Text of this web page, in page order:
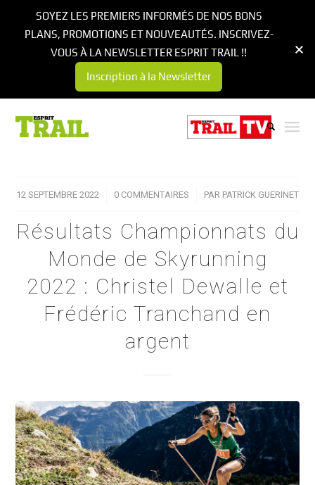
12 SEPTEMBRE 2022
/ 0 COMMENTAIRES
/ PAR PATRICK GUERINET
Résultats Championnats du
Monde de Skyrunning
2022 : Christel Dewalle et
Frédéric Tranchand en
argent
SOYEZ LES PREMIERS INFORMÉS DE NOS BONS
PLANS, PROMOTIONS ET NOUVEAUTÉS. INSCRIVEZ-
VOUS À LA NEWSLETTER ESPRIT TRAIL !!
Inscription à la Newsletter